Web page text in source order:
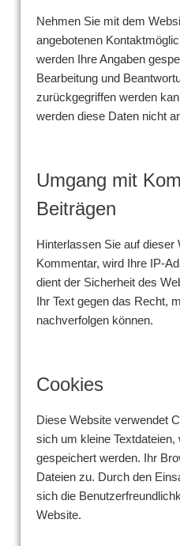
Nehmen Sie mit dem
angebotenen
werden Ihre Angaben
Bearbeitung und
zurückgegriffen werden
werden diese Daten nicht
Umgang mit
Beiträgen
Hinterlassen Sie auf dieser
Kommentar, wird Ihre IP-
dient der Sicherheit des
Ihr Text gegen das Recht,
nachverfolgen können.
Cookies
Diese Website verwendet
sich um kleine
gespeichert werden. Ihr
Dateien zu. Durch den
sich die
Website.